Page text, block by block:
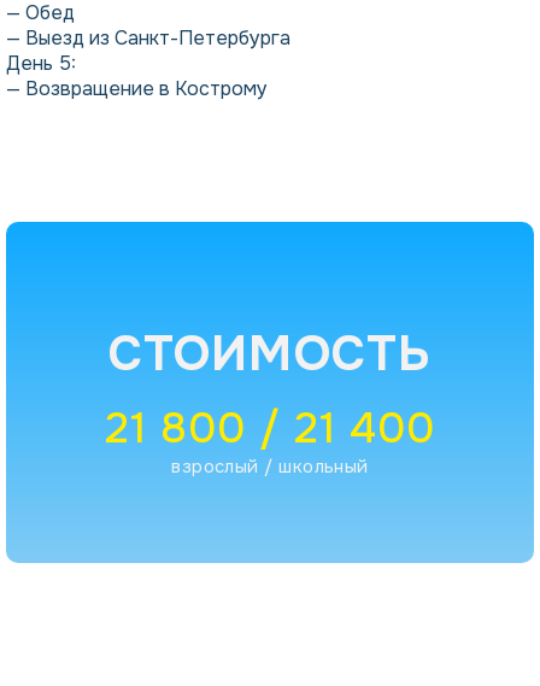
— Обед
— Выезд из Санкт-Петербурга
День 5:
— Возвращение в Кострому
СТОИМОСТЬ
21 800 / 21 400
взрослый / школьный